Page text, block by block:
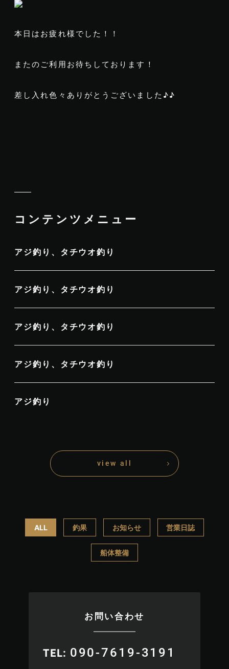
本日はお疲れ様でした！！
またのご利用お待ちしております！
差し入れ色々ありがとうございました♪♪
コンテンツメニュー
アジ釣り、タチウオ釣り
アジ釣り、タチウオ釣り
アジ釣り、タチウオ釣り
アジ釣り、タチウオ釣り
アジ釣り
view all
ALL 釣果 お知らせ 営業日誌
船体整備
お問い合わせ
TEL 090-7619-3191